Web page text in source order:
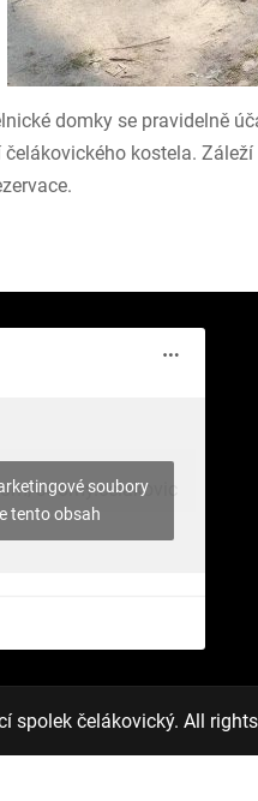
domky se pravidelně
kostela.
stromy.celakovic
soubory
tento obsah
spolek čelákovický. All